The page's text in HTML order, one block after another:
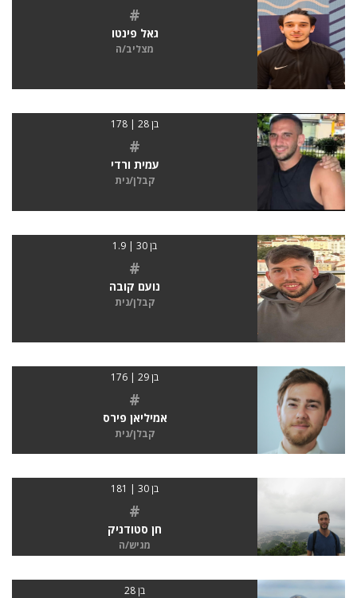
#
גאל פינטו
מצליב/ה
בן 28 | 178
#
עמית ורדי
קבלן/נית
בן 30 | 1.9
#
נועם קובה
קבלן/נית
בן 29 | 176
#
אמיליאן פירס
קבלן/נית
בן 30 | 181
#
חן סטודניק
מגיש/ה
בן 28